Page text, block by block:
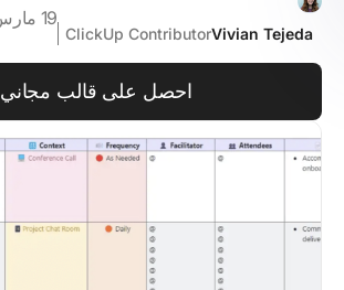
Vivian Tejeda
ClickUp Contributor
19 مارس 2025
احصل على قالب مجاني